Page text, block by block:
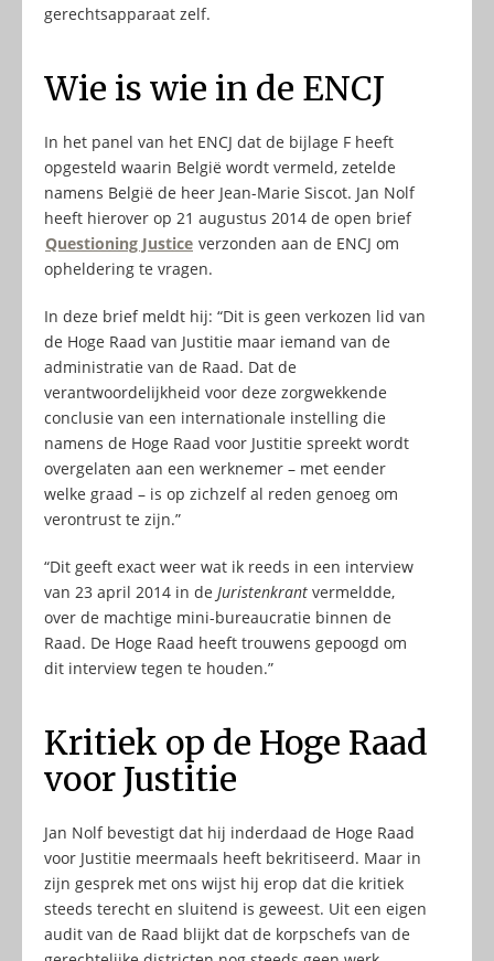
gerechtsapparaat zelf.
Wie is wie in de ENCJ
In het panel van het ENCJ dat de bijlage F heeft
opgesteld waarin België wordt vermeld, zetelde
namens België de heer Jean-Marie Siscot. Jan Nolf
heeft hierover op 21 augustus 2014 de open brief
Questioning Justice verzonden aan de ENCJ om
opheldering te vragen.
In deze brief meldt hij: “Dit is geen verkozen lid van
de Hoge Raad van Justitie maar iemand van de
administratie van de Raad. Dat de
verantwoordelijkheid voor deze zorgwekkende
conclusie van een internationale instelling die
namens de Hoge Raad voor Justitie spreekt wordt
overgelaten aan een werknemer – met eender
welke graad – is op zichzelf al reden genoeg om
verontrust te zijn.”
“Dit geeft exact weer wat ik reeds in een interview
van 23 april 2014 in de Juristenkrant vermeldde,
over de machtige mini-bureaucratie binnen de
Raad. De Hoge Raad heeft trouwens gepoogd om
dit interview tegen te houden.”
Kritiek op de Hoge Raad
voor Justitie
Jan Nolf bevestigt dat hij inderdaad de Hoge Raad
voor Justitie meermaals heeft bekritiseerd. Maar in
zijn gesprek met ons wijst hij erop dat die kritiek
steeds terecht en sluitend is geweest. Uit een eigen
audit van de Raad blijkt dat de korpschefs van de